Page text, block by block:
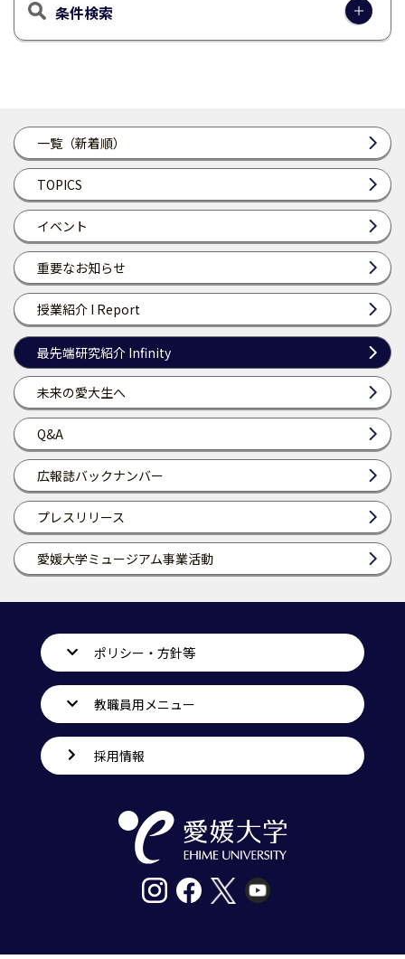
一覧（新着順）
TOPICS
イベント
重要なお知らせ
授業紹介 I Report
最先端研究紹介 Infinity
未来の愛大生へ
Q&A
広報誌バックナンバー
プレスリリース
愛媛大学ミュージアム事業活動
条件検索
ポリシー・方針等
教職員用メニュー
採用情報